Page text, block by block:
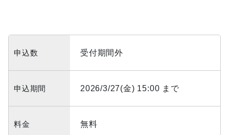
申込数 受付期間外
申込期間 2026/3/27(金) 15:00 まで
料金 無料